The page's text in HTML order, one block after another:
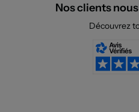
Nos clients
Découvrez